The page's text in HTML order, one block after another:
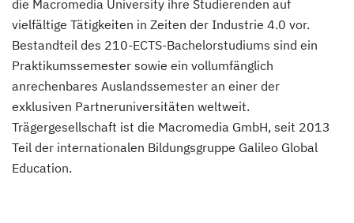
Sportjournalismus (Vollzeit)
die Macromedia University ihre Studierenden auf
vielfältige Tätigkeiten in Zeiten der Industrie 4.0 vor.
Bestandteil des 210-ECTS-Bachelorstudiums sind ein
Praktikumssemester sowie ein vollumfänglich
anrechenbares Auslandssemester an einer der
exklusiven Partneruniversitäten weltweit.
Trägergesellschaft ist die Macromedia GmbH, seit 2013
Teil der internationalen Bildungsgruppe Galileo Global
Education.